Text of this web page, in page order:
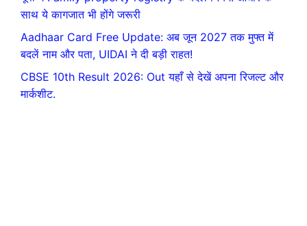
साथ ये कागजात भी होंगे जरूरी
Aadhaar Card Free Update: अब जून 2027 तक मुफ्त में
बदलें नाम और पता, UIDAI ने दी बड़ी राहत!
CBSE 10th Result 2026: Out यहाँ से देखें अपना रिजल्ट और
मार्कशीट.